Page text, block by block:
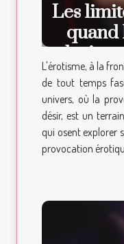
Les
L'érotisme, à la
de tout temps
univers, où la
désir, est un
qui osent explorer
provocation